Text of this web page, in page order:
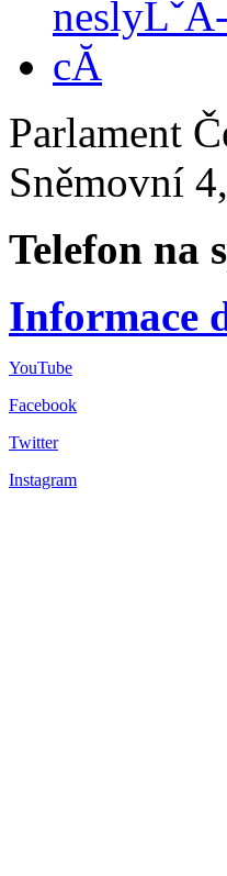
Parlament
Sněmovní
Telefon na
Informace
YouTube
Facebook
Twitter
Instagram